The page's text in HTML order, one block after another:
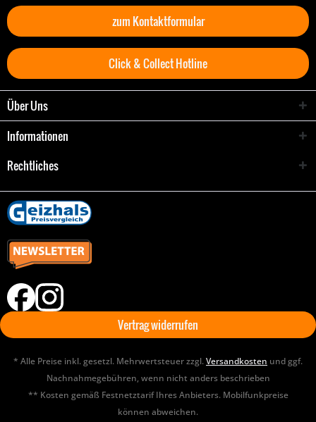
zum Kontaktformular
Click & Collect Hotline
Über Uns
Informationen
Rechtliches
Vertrag widerrufen
* Alle Preise inkl. gesetzl. Mehrwertsteuer zzgl.Versandkosten und ggf.
Nachnahmegebühren, wenn nicht anders beschrieben
** Kosten gemäß Festnetztarif Ihres Anbieters. Mobilfunkpreise
können abweichen.